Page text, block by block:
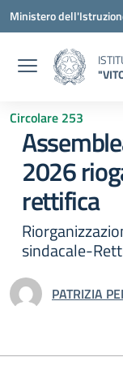
Vai ai contenuti
Vai al menu di
Vai al footer
Ministero
Circolare 253
2026
rettifica
sindacale-
PATRIZIA